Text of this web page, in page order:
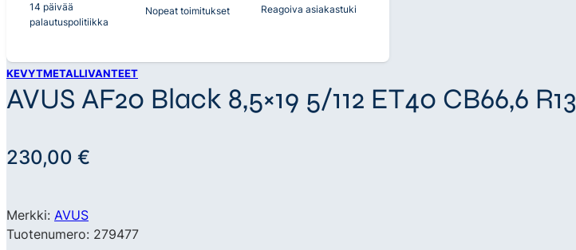
14 päivää
palautuspolitiikka
Nopeat toimitukset Reagoiva asiakastuki
KEVYTMETALLIVANTEET
AVUS AF20 Black 8,5×19 5/112 ET40 CB66,6 R13
230,00 €
Merkki: AVUS
Tuotenumero: 279477